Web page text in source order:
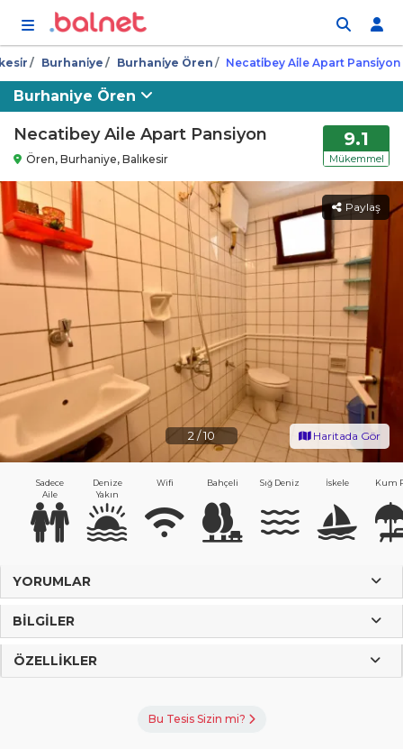
Burhani̇ye Burhani̇ye Ören Necati̇bey Ai̇le Apart Pansi̇yon
Burhaniye Ören
Necatibey Aile Apart Pansiyon
Ören, Burhaniye, Balıkesir
9.1
Mükemmel
2 /10
Paylaş
Haritada Gör
Sadece
Aile
Denize
Yakın
Wifi Bahçeli Sığ Deniz İskele Kum
YORUMLAR
BILGILER
ÖZELLIKLER
Bu Tesis Sizin mi?